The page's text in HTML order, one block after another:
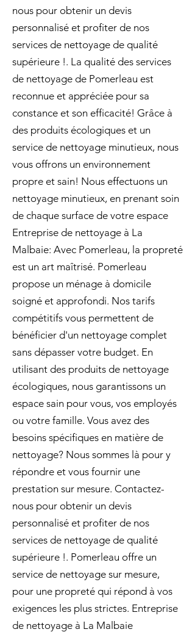
nous pour obtenir un devis
personnalisé et profiter de nos
services de nettoyage de qualité
supérieure !. La qualité des services
de nettoyage de Pomerleau est
reconnue et appréciée pour sa
constance et son efficacité! Grâce à
des produits écologiques et un
service de nettoyage minutieux, nous
vous offrons un environnement
propre et sain! Nous effectuons un
nettoyage minutieux, en prenant soin
de chaque surface de votre espace
Entreprise de nettoyage à La
Malbaie: Avec Pomerleau, la propreté
est un art maîtrisé. Pomerleau
propose un ménage à domicile
soigné et approfondi. Nos tarifs
compétitifs vous permettent de
bénéficier d'un nettoyage complet
sans dépasser votre budget. En
utilisant des produits de nettoyage
écologiques, nous garantissons un
espace sain pour vous, vos employés
ou votre famille. Vous avez des
besoins spécifiques en matière de
nettoyage? Nous sommes là pour y
répondre et vous fournir une
prestation sur mesure. Contactez-
nous pour obtenir un devis
personnalisé et profiter de nos
services de nettoyage de qualité
supérieure !. Pomerleau offre un
service de nettoyage sur mesure,
pour une propreté qui répond à vos
exigences les plus strictes. Entreprise
de nettoyage à La Malbaie